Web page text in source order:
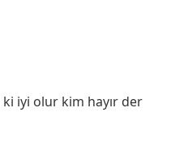
iyi olur kim hayır der